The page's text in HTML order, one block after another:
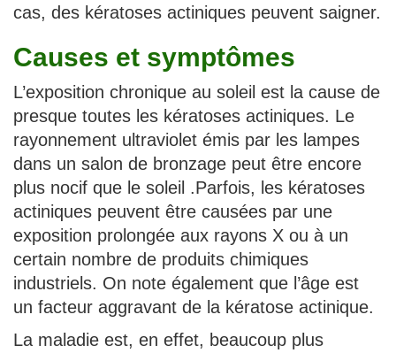
cas, des kératoses actiniques peuvent saigner.
Causes et symptômes
L’exposition chronique au soleil est la cause de
presque toutes les kératoses actiniques. Le
rayonnement ultraviolet émis par les lampes
dans un salon de bronzage peut être encore
plus nocif que le soleil .Parfois, les kératoses
actiniques peuvent être causées par une
exposition prolongée aux rayons X ou à un
certain nombre de produits chimiques
industriels. On note également que l’âge est
un facteur aggravant de la kératose actinique.
La maladie est, en effet, beaucoup plus